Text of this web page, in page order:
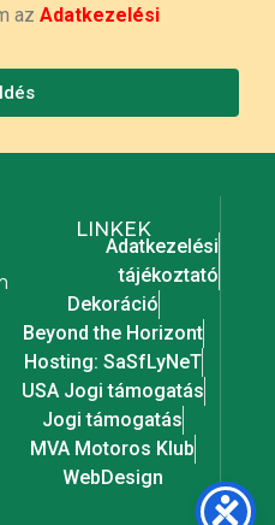
az Adatkezelési
LINKEK
Adatkezelési
tájékoztató
Dekoráció
Beyond the Horizont
Hosting: SaSfLyNeT
USA Jogi támogatás
Jogi támogatás
MVA Motoros Klub
WebDesign